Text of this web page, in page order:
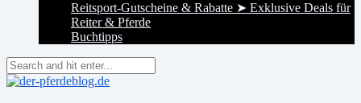
Reitsport-Gutscheine & Rabatte ➤ Exklusive Deals für
Reiter & Pferde
Buchtipps